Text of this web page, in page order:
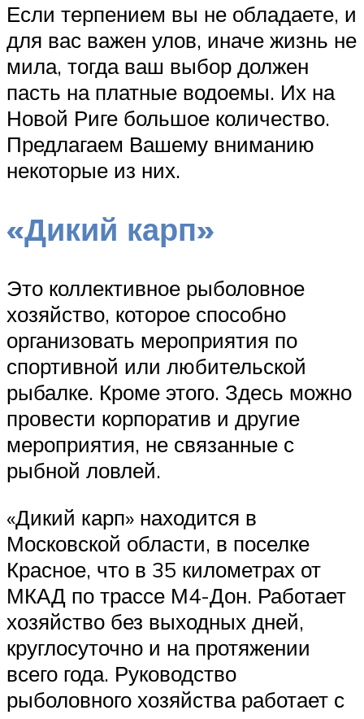
Если терпением вы не обладаете, и
для вас важен улов, иначе жизнь не
мила, тогда ваш выбор должен
пасть на платные водоемы. Их на
Новой Риге большое количество.
Предлагаем Вашему вниманию
некоторые из них.
«Дикий карп»
Это коллективное рыболовное
хозяйство, которое способно
организовать мероприятия по
спортивной или любительской
рыбалке. Кроме этого. Здесь можно
провести корпоратив и другие
мероприятия, не связанные с
рыбной ловлей.
«Дикий карп» находится в
Московской области, в поселке
Красное, что в 35 километрах от
МКАД по трассе М4-Дон. Работает
хозяйство без выходных дней,
круглосуточно и на протяжении
всего года. Руководство
рыболовного хозяйства работает с